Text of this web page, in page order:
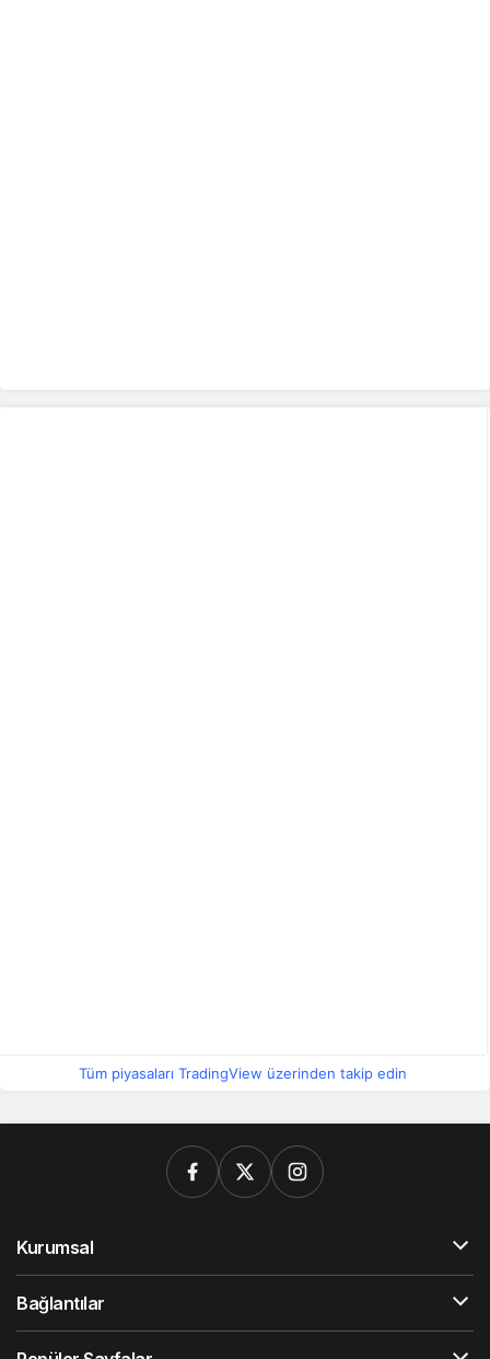
Tüm piyasaları TradingView üzerinden takip edin
Kurumsal
Bağlantılar